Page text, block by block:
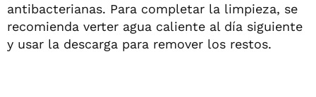
antibacterianas. Para completar la limpieza, se
recomienda verter agua caliente al día siguiente
y usar la descarga para remover los restos.